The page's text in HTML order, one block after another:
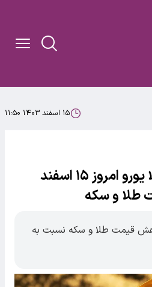
۱۵ اسفند ۱۴۰۳ ۱۱:۵۰
نرخ ارز دلار سکه طلا یورو امروز ۱۵ اسفند
قیمت‌‌‌ طلا و سکه نسبت به